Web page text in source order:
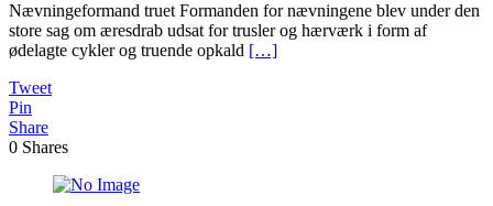
Nævningeformand truet Formanden for nævningene blev under den
store sag om æresdrab udsat for trusler og hærværk i form af
ødelagte cykler og truende opkald […]
Tweet
Pin
Share
0 Shares